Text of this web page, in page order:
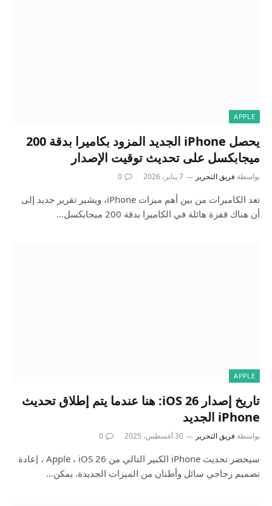
APPLE
يحصل iPhone الجديد المزود بكاميرا بدقة 200
ميجابكسل على تحديث توقيت الإصدار
بواسطة فريق التحرير 7 يناير، 2026 0
تعد الكاميرات من بين أهم ميزات iPhone، ويشير تقرير جديد إلى
أن هناك قفزة هائلة في الكاميرا بدقة 200 ميجابكسل…
APPLE
تاريخ إصدار iOS 26: هنا عندما يتم إطلاق تحديث
iPhone الجديد
بواسطة فريق التحرير 30 أغسطس، 2025 0
سيحضر تحديث iPhone الكبير التالي من Apple ، iOS 26 ، إعادة
تصميم زجاجي سائل وأطنان من الميزات الجديدة. يمكن…